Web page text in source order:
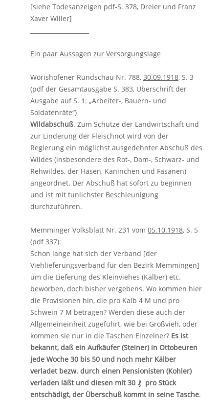
[siehe Todesanzeigen pdf-S. 378, Dreier und Franz
Xaver Willer]
Ein paar Aussagen zur Versorgungslage
Wörishofener Rundschau Nr. 788, 30.09.1918, S. 3
(pdf der Gesamtausgabe S. 383, Überschrift der
Ausgabe auf S. 1: „Arbeiter-, Bauern- und
Soldatenräte“)
Wildabschuß. Zum Schutze der Landwirtschaft und
zur Linderung der Fleischnot wird von der
Regierung ein möglichst ausgedehnter Abschuß des
Wildes (insbesondere des Rot-, Dam-, Schwarz- und
Rehwildes, der Hasen, Kaninchen und Fasanen)
angeordnet. Der Abschuß hat sofort zu beginnen
und ist mit tunlichster Beschleunigung
durchzuführen.
Memminger Volksblatt Nr. 231 vom 05.10.1918, S. 5
(pdf 337):
Schon lange hat sich der Verband [der
Viehlieferungsverband für den Bezirk Memmingen]
um die Lieferung des Kleinviehes (Kälber) etc.
beworben, doch bisher vergebens. Wo kommen hier
die Provisionen hin, die pro Kalb 4 M und pro
Schwein 7 M betragen? Werden diese auch der
Allgemeineinheit zugeführt, wie bei Großvieh, oder
kommen sie nur in die Taschen Einzelner? Es ist
bekannt, daß ein Aufkäufer (Steiner) in Ottobeuren
jede Woche 30 bis 50 und noch mehr Kälber
verladet bezw. durch einen Pensionisten (Kohler)
verladen läßt und diesen mit 30 ₰ pro Stück
entschädigt, der Überschuß kommt in seine Tasche.